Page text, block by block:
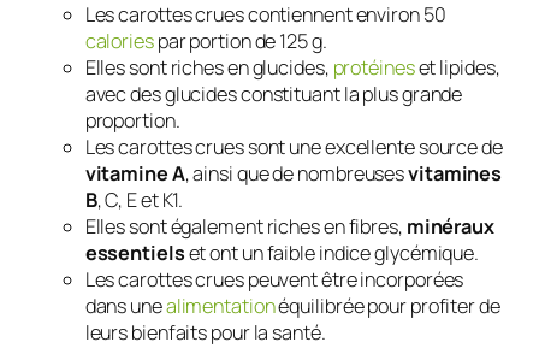
Les carottes crues contiennent environ 50
caloriespar portion de 125 g.
Elles sont riches en glucides, protéineset lipides,
avec des glucides constituant la plus grande
proportion.
Les carottes crues sont une excellente source de
vitamine A, ainsi que de nombreusesvitamines
B, C, E et K1.
Elles sont également riches en fibres, minéraux
essentielset ont un faible indice glycémique.
Les carottes crues peuvent être incorporées
dans unealimentationéquilibrée pour profiter de
leurs bienfaits pour la santé.